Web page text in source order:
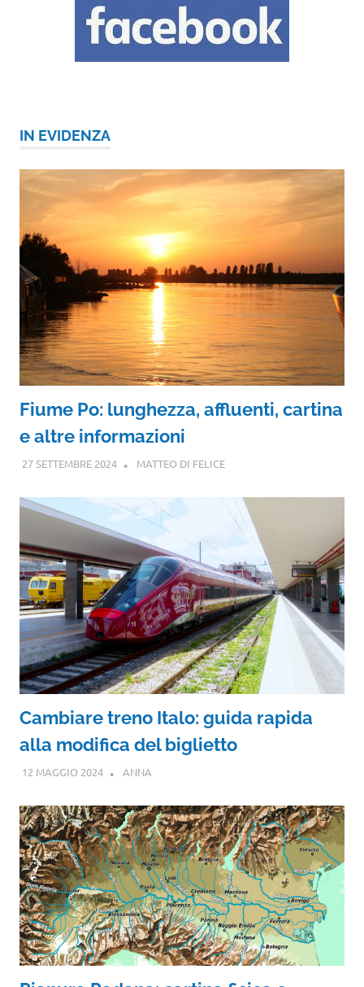
IN EVIDENZA
Fiume Po: lunghezza, affluenti, cartina
e altre informazioni
27 SETTEMBRE 2024 MATTEO DI FELICE
Cambiare treno Italo: guida rapida
alla modifica del biglietto
12 MAGGIO 2024 ANNA